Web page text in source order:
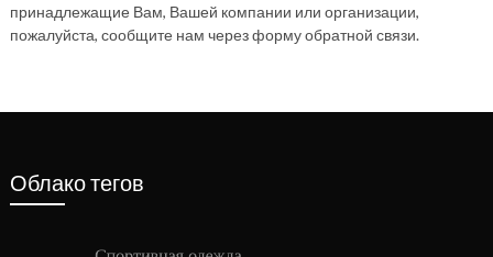
принадлежащие Вам, Вашей компании или организации,
пожалуйста, сообщите нам через форму обратной связи.
Облако тегов